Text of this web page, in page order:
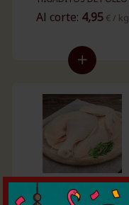
Al corte: 4,95€ / kg